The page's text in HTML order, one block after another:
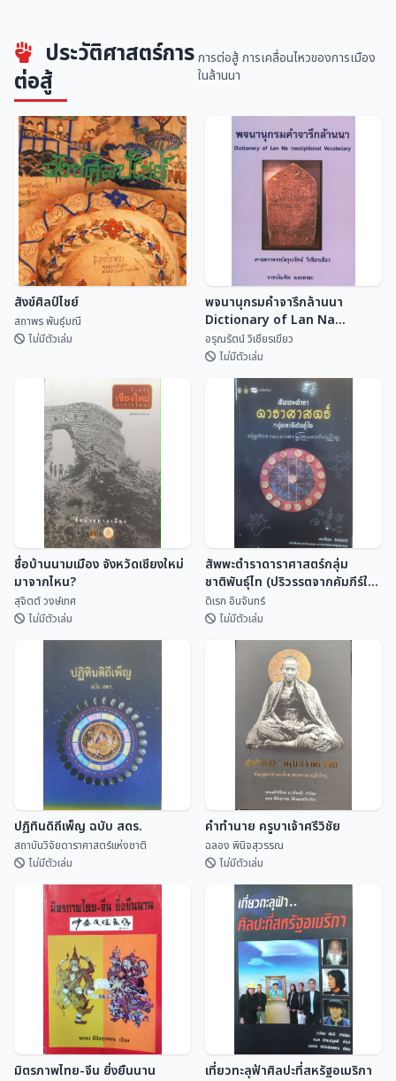
ร้อยสาระ สรรพล้านนาคดี เล่ม ๓
สนั่น ธรรมธิ
ศิลปกรรม
สำนักนโยบายและแผนสิ่...
ประวัติศาสตร์การ
ต่อสู้
การต่อสู้ การเคลื่อนไหวของการเมือง
ในล้านนา
สังข์ศิลป์ไชย์
สถาพร พันธุ์มณี
สังข์ศิลป์ไชย์
สถาพร พันธุ์มณี
ไม่มีตัวเล่ม
พจนานุกรมคำจารึกล้านนา
Dictionary of Lan Na
Inscriptional Vocabulary
อรุณรัตน์ วิเชียรเขี...
พจนานุกรมคำจารึกล้านนา
Dictionary of Lan Na
Inscriptional Vocabulary
อรุณรัตน์ วิเชียรเขียว
ไม่มีตัวเล่ม
ชื่อบ้านนามเมือง จังหวัดเชียงใหม่
มาจากไหน?
สุจิตต์ วงษ์เทศ
ชื่อบ้านนามเมือง จังหวัดเชียงใหม่
มาจากไหน?
สุจิตต์ วงษ์เทศ
ไม่มีตัวเล่ม
สัพพะตำราดาราศาสตร์กลุ่ม
ชาติพันธุ์ไท (ปริวรรตจากคัมภีร์ใบ
ลานและพับสา)
ดิเรก อินจันทร์
สัพพะตำราดาราศาสตร์กลุ่ม
ชาติพันธุ์ไท (ปริวรรตจากคัมภีร์ใบ
ลานและพับสา)
ดิเรก อินจันทร์
ไม่มีตัวเล่ม
ปฏิทินดิถีเพ็ญ ฉบับ สดร.
สถาบันวิจัยดาราศาสตร...
ปฏิทินดิถีเพ็ญ ฉบับ สดร.
สถาบันวิจัยดาราศาสตร์แห่งชาติ
ไม่มีตัวเล่ม
คำทำนาย ครูบาเจ้าศรีวิชัย
ฉลอง พินิจสุวรรณ
คำทำนาย ครูบาเจ้าศรีวิชัย
ฉลอง พินิจสุวรรณ
ไม่มีตัวเล่ม
มิตรภาพไทย-จีน ยิ่งยืนนาน เที่ยวทะลุฟ้าศิลปะที่สหรัฐอเมริกา